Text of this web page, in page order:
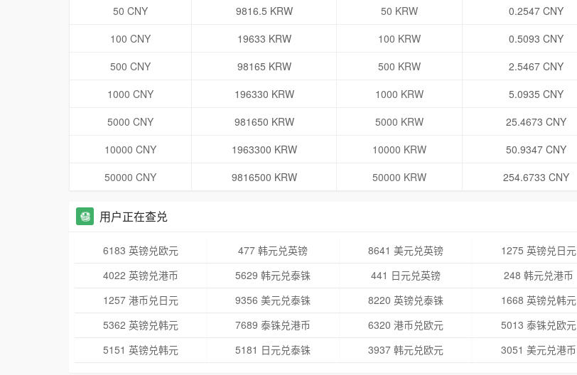
50 CNY
9816.5 KRW 50 KRW
0.2547 CNY
100 CNY
19633 KRW 100 KRW
0.5093 CNY
500 CNY
98165 KRW 500 KRW
2.5467 CNY
1000 CNY
196330 KRW 1000 KRW
5.0935 CNY
5000 CNY
981650 KRW 5000 KRW
25.4673 CNY
10000 CNY
1963300 KRW 10000 KRW
50.9347 CNY
50000 CNY
9816500 KRW 50000 KRW 254.6733 CNY
用户正在查兑
6183 英镑兑欧元 477 韩元兑英镑 8641 美元兑英镑
1275 英镑兑日元
4022 英镑兑港币
5629 韩元兑泰铢 441 日元兑英镑
248 韩元兑港币
1257 港币兑日元
9356 美元兑泰铢 8220 英镑兑泰铢
1668 英镑兑韩元
5362 英镑兑韩元
7689 泰铢兑港币 6320 港币兑欧元
5013 泰铢兑欧元
5151 英镑兑韩元
5181 日元兑泰铢 3937 韩元兑欧元 3051 美元兑港币